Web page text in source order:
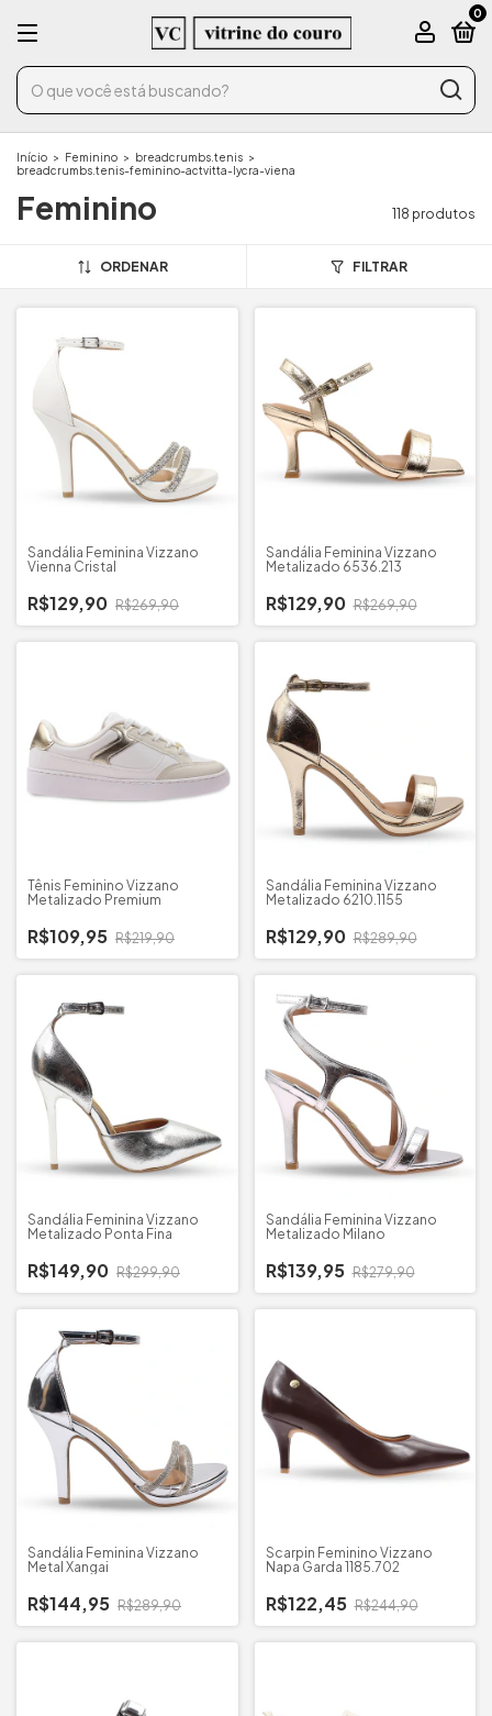
0
Início > Feminino > breadcrumbs.tenis >
breadcrumbs.tenis-feminino-actvitta-lycra-viena
Feminino 118 produtos
ORDENAR FILTRAR
Sandália Feminina Vizzano
Vienna Cristal
R$129,90 R$269,90
Sandália Feminina Vizzano
Metalizado 6536.213
R$129,90 R$269,90
Tênis Feminino Vizzano
Metalizado Premium
R$109,95 R$219,90
Sandália Feminina Vizzano
Metalizado 6210.1155
R$129,90 R$289,90
Sandália Feminina Vizzano
Metalizado Ponta Fina
R$149,90 R$299,90
Sandália Feminina Vizzano
Metalizado Milano
R$139,95 R$279,90
Sandália Feminina Vizzano
Metal Xangai
R$144,95 R$289,90
Scarpin Feminino Vizzano
Napa Garda 1185.702
R$122,45 R$244,90